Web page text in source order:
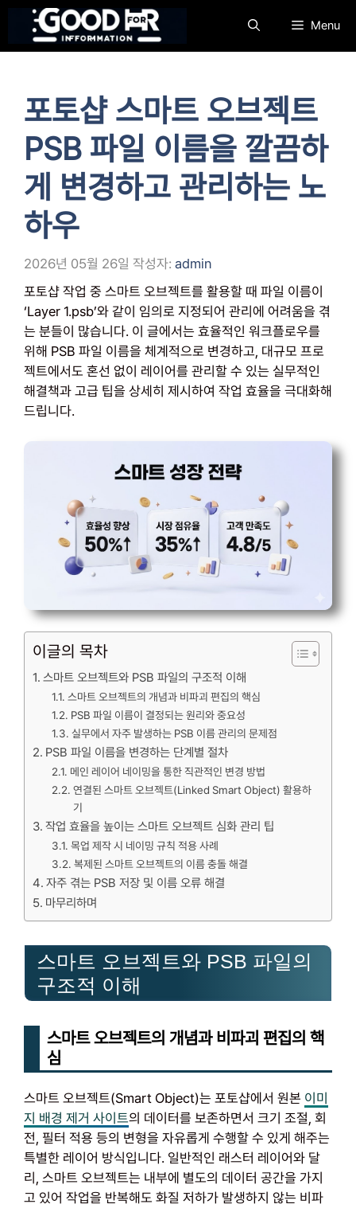
츠
Menu
포토샵 스마트 오브젝트
PSB 파일 이름을 깔끔하
게 변경하고 관리하는 노
하우
2026년 05월 26일 작성자: admin
포토샵 작업 중 스마트 오브젝트를 활용할 때 파일 이름이
‘Layer 1.psb’와 같이 임의로 지정되어 관리에 어려움을 겪
는 분들이 많습니다. 이 글에서는 효율적인 워크플로우를
위해 PSB 파일 이름을 체계적으로 변경하고, 대규모 프로
젝트에서도 혼선 없이 레이어를 관리할 수 있는 실무적인
해결책과 고급 팁을 상세히 제시하여 작업 효율을 극대화해
드립니다.
이글의 목차
스마트 오브젝트와 PSB 파일의 구조적 이해
스마트 오브젝트의 개념과 비파괴 편집의 핵심
PSB 파일 이름이 결정되는 원리와 중요성
실무에서 자주 발생하는 PSB 이름 관리의 문제점
PSB 파일 이름을 변경하는 단계별 절차
메인 레이어 네이밍을 통한 직관적인 변경 방법
연결된 스마트 오브젝트(Linked Smart Object) 활용하
기
작업 효율을 높이는 스마트 오브젝트 심화 관리 팁
목업 제작 시 네이밍 규칙 적용 사례
복제된 스마트 오브젝트의 이름 충돌 해결
자주 겪는 PSB 저장 및 이름 오류 해결
마무리하며
스마트 오브젝트와 PSB 파일의
구조적 이해
스마트 오브젝트의 개념과 비파괴 편집의 핵
심
스마트 오브젝트(Smart Object)는 포토샵에서 원본 이미
지 배경 제거 사이트의 데이터를 보존하면서 크기 조절, 회
전, 필터 적용 등의 변형을 자유롭게 수행할 수 있게 해주는
특별한 레이어 방식입니다. 일반적인 래스터 레이어와 달
리, 스마트 오브젝트는 내부에 별도의 데이터 공간을 가지
고 있어 작업을 반복해도 화질 저하가 발생하지 않는 비파